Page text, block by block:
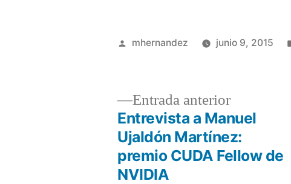
Publicado
mhernandez junio 9, 2015
Navegación
Entrada anteriorEntrada
anterior:
Entrevista a Manuel
Ujaldón Martínez:
premio CUDA Fellow de
NVIDIA